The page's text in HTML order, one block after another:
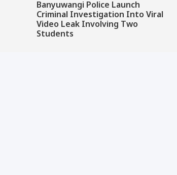
Banyuwangi Police Launch
Criminal Investigation Into Viral
Video Leak Involving Two
Students